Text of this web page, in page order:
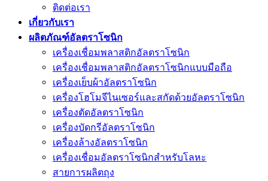
ติดต่อเรา
เกี่ยวกับเรา
ผลิตภัณฑ์อัลตราโซนิก
เครื่องเชื่อมพลาสติกอัลตราโซนิก
เครื่องเชื่อมพลาสติกอัลตราโซนิกแบบมือถือ
เครื่องเย็บผ้าอัลตราโซนิก
เครื่องโฮโมจีไนเซอร์และสกัดด้วยอัลตราโซนิก
เครื่องตัดอัลตราโซนิก
เครื่องบัดกรีอัลตราโซนิก
เครื่องล้างอัลตราโซนิก
เครื่องเชื่อมอัลตราโซนิกสำหรับโลหะ
สายการผลิตถุง